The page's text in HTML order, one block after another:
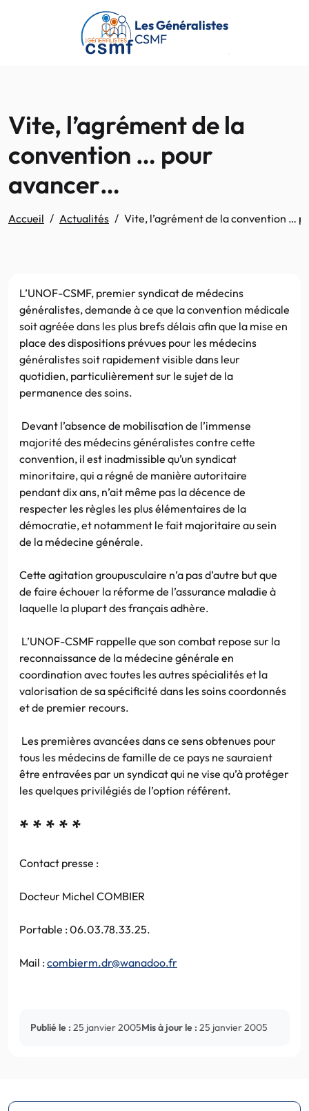
Passer au contenu principal
Les Généralistes
CSMF
Vite, l’agrément de la
convention … pour
avancer…
Accueil Actualités Vite, l’agrément de la convention …
L’UNOF-CSMF, premier syndicat de médecins
généralistes, demande à ce que la convention médicale
soit agréée dans les plus brefs délais afin que la mise en
place des dispositions prévues pour les médecins
généralistes soit rapidement visible dans leur
quotidien, particulièrement sur le sujet de la
permanence des soins.
Devant l’absence de mobilisation de l’immense
majorité des médecins généralistes contre cette
convention, il est inadmissible qu’un syndicat
minoritaire, qui a régné de manière autoritaire
pendant dix ans, n’ait même pas la décence de
respecter les règles les plus élémentaires de la
démocratie, et notamment le fait majoritaire au sein
de la médecine générale.
Cette agitation groupusculaire n’a pas d’autre but que
de faire échouer la réforme de l’assurance maladie à
laquelle la plupart des français adhère.
L’UNOF-CSMF rappelle que son combat repose sur la
reconnaissance de la médecine générale en
coordination avec toutes les autres spécialités et la
valorisation de sa spécificité dans les soins coordonnés
et de premier recours.
Les premières avancées dans ce sens obtenues pour
tous les médecins de famille de ce pays ne sauraient
être entravées par un syndicat qui ne vise qu’à protéger
les quelques privilégiés de l’option référent.
* * * * *
Contact presse :
Docteur Michel COMBIER
Portable : 06.03.78.33.25.
Mail :combierm.dr@wanadoo.fr
Publié le : 25 janvier 2005Mis à jour le : 25 janvier 2005